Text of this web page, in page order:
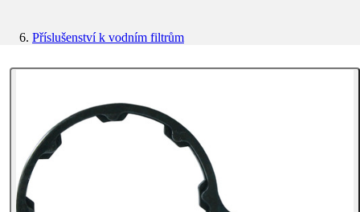
Příslušenství k vodním filtrům